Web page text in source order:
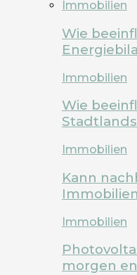
Immobilien
Wie
Immobilien
Wie
Immobilien
Kann
Immobilien
morgen